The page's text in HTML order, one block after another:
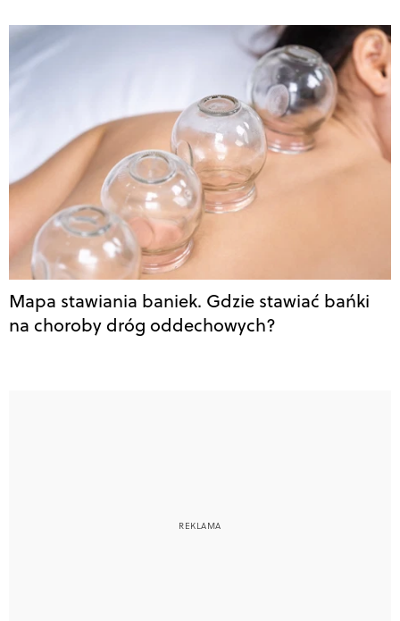
Mapa stawiania baniek. Gdzie stawiać bańki
na choroby dróg oddechowych?